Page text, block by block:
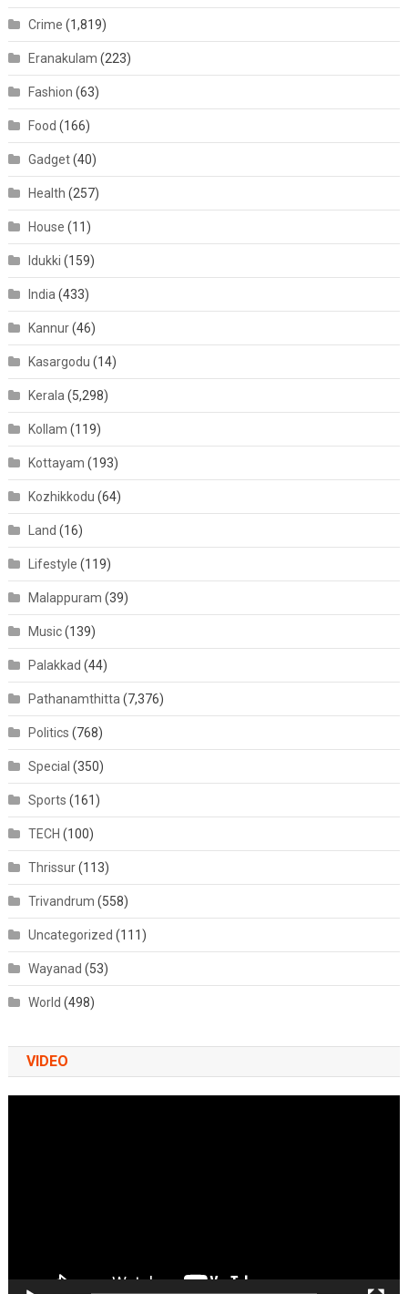
Crime (1,819)
Eranakulam (223)
Fashion (63)
Food (166)
Gadget(40)
Health (257)
House (11)
Idukki (159)
India(433)
Kannur(46)
Kasargodu (14)
Kerala(5,298)
Kollam (119)
Kottayam (193)
Kozhikkodu (64)
Land (16)
Lifestyle (119)
Malappuram (39)
Music(139)
Palakkad (44)
Pathanamthitta(7,376)
Politics (768)
Special (350)
Sports (161)
TECH (100)
Thrissur(113)
Trivandrum (558)
Uncategorized (111)
Wayanad (53)
World (498)
VIDEO